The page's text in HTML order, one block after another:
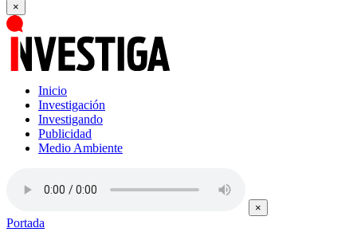
×
Inicio
Investigación
Investigando
Publicidad
Medio Ambiente
×
Portada